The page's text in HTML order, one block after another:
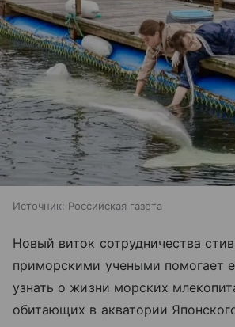
Источник: Российская газета
Новый виток сотрудничества
приморскими учеными помогает
узнать о жизни морских
обитающих в акватории